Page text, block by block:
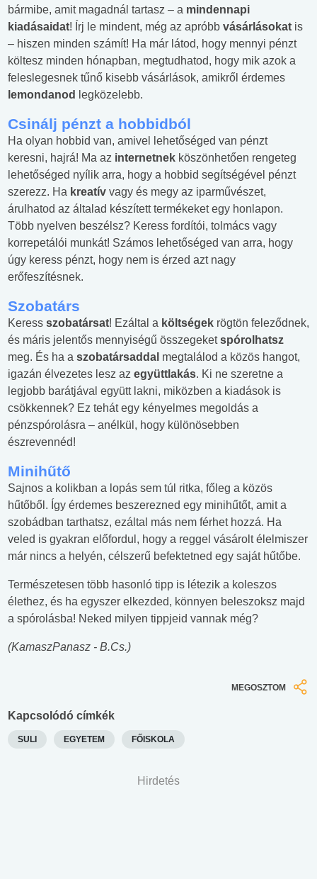
bármibe, amit magadnál tartasz – a mindennapi
kiadásaidat! Írj le mindent, még az apróbb vásárlásokat is
– hiszen minden számít! Ha már látod, hogy mennyi pénzt
költesz minden hónapban, megtudhatod, hogy mik azok a
feleslegesnek tűnő kisebb vásárlások, amikről érdemes
lemondanod
legközelebb.
Csinálj pénzt a hobbidból
Ha olyan hobbid van, amivel lehetőséged van pénzt
keresni, hajrá! Ma az internetnek köszönhetően rengeteg
lehetőséged nyílik arra, hogy a hobbid segítségével pénzt
szerezz. Ha kreatív vagy és megy az iparművészet,
árulhatod az általad készített termékeket egy honlapon.
Több nyelven beszélsz? Keress fordítói, tolmács vagy
korrepetálói munkát! Számos lehetőséged van arra, hogy
úgy keress pénzt, hogy nem is érzed azt nagy
erőfeszítésnek.
Szobatárs
Keress szobatársat! Ezáltal a költségek rögtön feleződnek,
és máris jelentős mennyiségű összegeketspórolhatsz
meg. És ha a szobatársaddal megtalálod a közös hangot,
igazán élvezetes lesz az együttlakás. Ki ne szeretne a
legjobb barátjával együtt lakni, miközben a kiadások is
csökkennek? Ez tehát egy kényelmes megoldás a
pénzspórolásra – anélkül, hogy különösebben
észrevennéd!
Minihűtő
Sajnos a kolikban a lopás sem túl ritka, főleg a közös
hűtőből. Így érdemes beszerezned egy minihűtőt, amit a
szobádban tarthatsz, ezáltal más nem férhet hozzá. Ha
veled is gyakran előfordul, hogy a reggel vásárolt élelmiszer
már nincs a helyén, célszerű befektetned egy saját hűtőbe.
Természetesen több hasonló tipp is létezik a koleszos
élethez, és ha egyszer elkezded, könnyen beleszoksz majd
a spórolásba! Neked milyen tippjeid vannak még?
(KamaszPanasz - B.Cs.)
MEGOSZTOM
Kapcsolódó címkék
SULI EGYETEM FŐISKOLA
Hirdetés